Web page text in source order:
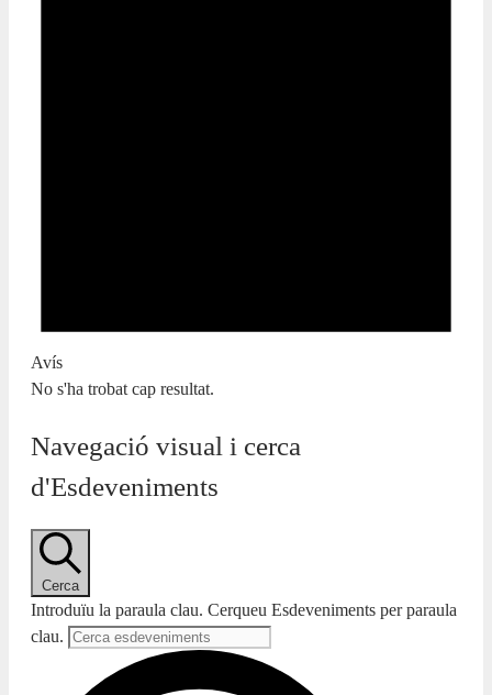
Avís
No s'ha trobat cap resultat.
Navegació visual i cerca
d'Esdeveniments
Cerca
Introduïu la paraula clau. Cerqueu Esdeveniments per paraula
clau.